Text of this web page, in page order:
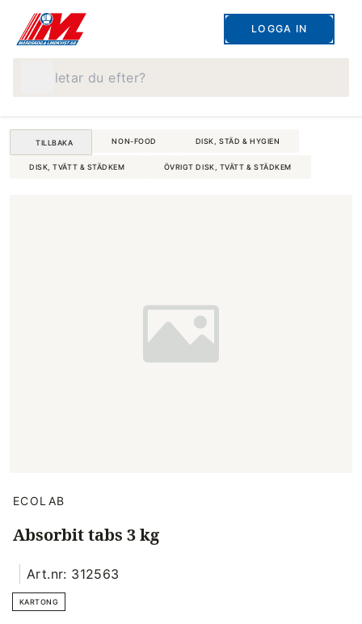
LOGGA IN
TILLBAKA NON-FOOD DISK, STÄD & HYGIEN
DISK, TVÄTT & STÄDKEM ÖVRIGT DISK, TVÄTT & STÄDKEM
ECOLAB
Absorbit tabs 3 kg
Art.nr: 312563
KARTONG